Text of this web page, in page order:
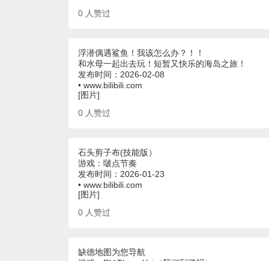
0 人赞过
浮潜偶遇鲨鱼！我该怎么办？！！
和水母一起出去玩！短暂又快乐的海岛之旅！
发布时间：2026-02-08
• www.bilibili.com
[图片]
0 人赞过
石头剪子布(技能版）
游戏：啵点节奏
发布时间：2026-01-23
• www.bilibili.com
[图片]
0 人赞过
缺德地图为您导航